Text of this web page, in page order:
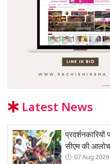
Latest News
सीएम की
07 Aug